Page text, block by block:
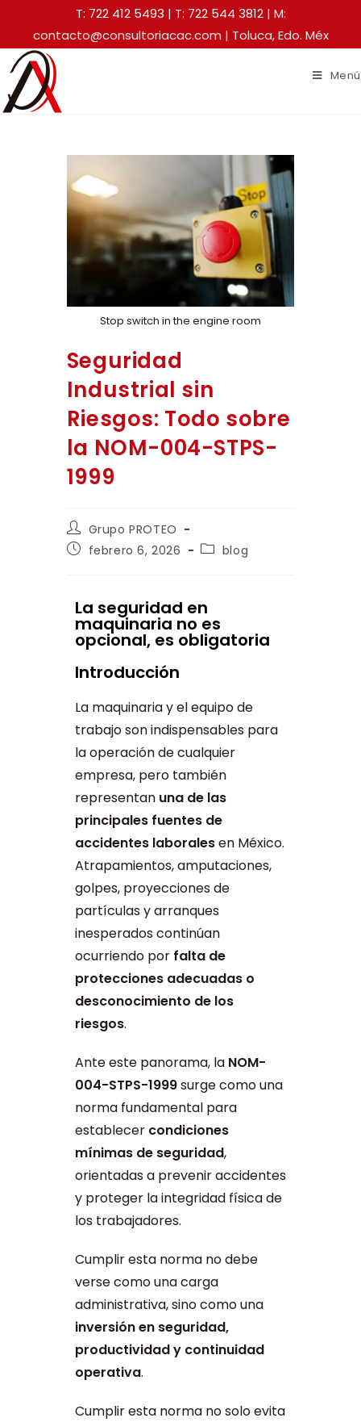
T: 722 412 5493 | T: 722 544 3812| M:
contacto@consultoriacac.com | Toluca, Edo. Méx
Menú
Stop switch in the engine room
Seguridad
Industrial sin
Riesgos: Todo sobre
la NOM-004-STPS-
1999
Grupo PROTEO
febrero 6, 2026
blog
La seguridad en
maquinaria no es
opcional, es obligatoria
Introducción
La maquinaria y el equipo de
trabajo son indispensables para
la operación de cualquier
empresa, pero también
representan una de las
principales fuentes de
accidentes laboralesen México.
Atrapamientos, amputaciones,
golpes, proyecciones de
partículas y arranques
inesperados continúan
ocurriendo por falta de
protecciones adecuadas o
desconocimiento de los
riesgos.
Ante este panorama, la NOM-
004-STPS-1999surge como una
norma fundamental para
establecer condiciones
mínimas de seguridad,
orientadas a prevenir accidentes
y proteger la integridad física de
los trabajadores.
Cumplir esta norma no debe
verse como una carga
administrativa, sino como una
inversión en seguridad,
productividad y continuidad
operativa.
Cumplir esta norma no solo evita